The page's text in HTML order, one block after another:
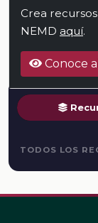
Crea
NEMD aquí.
Conoce
TODOS LOS